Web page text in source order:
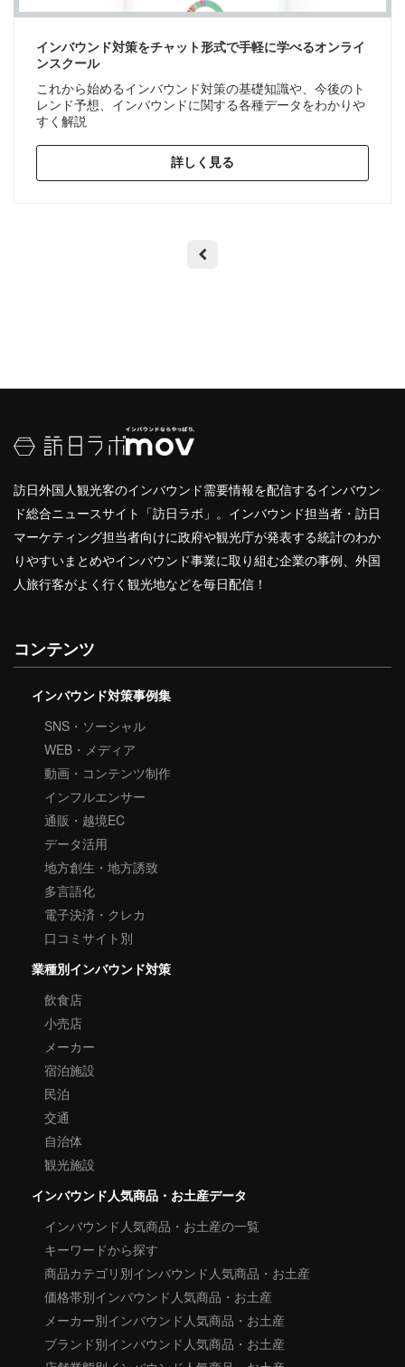
インバウンド対策をチャット形式で手軽に学べるオンライ
ンスクール
これから始めるインバウンド対策の基礎知識や、今後のト
レンド予想、インバウンドに関する各種データをわかりや
すく解説
詳しく見る
訪日外国人観光客のインバウンド需要情報を配信するインバウン
ド総合ニュースサイト「訪日ラボ」。インバウンド担当者・訪日
マーケティング担当者向けに政府や観光庁が発表する統計のわか
りやすいまとめやインバウンド事業に取り組む企業の事例、外国
人旅行客がよく行く観光地などを毎日配信！
コンテンツ
インバウンド対策事例集
SNS・ソーシャル
WEB・メディア
動画・コンテンツ制作
インフルエンサー
通販・越境EC
データ活用
地方創生・地方誘致
多言語化
電子決済・クレカ
口コミサイト別
業種別インバウンド対策
飲食店
小売店
メーカー
宿泊施設
民泊
交通
自治体
観光施設
インバウンド人気商品・お土産データ
インバウンド人気商品・お土産の一覧
キーワードから探す
商品カテゴリ別インバウンド人気商品・お土産
価格帯別インバウンド人気商品・お土産
メーカー別インバウンド人気商品・お土産
ブランド別インバウンド人気商品・お土産